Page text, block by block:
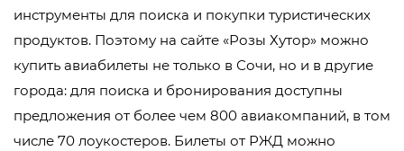
инструменты для поиска и покупки туристических
продуктов. Поэтому на сайте «Розы Хутор» можно
купить авиабилеты не только в Сочи, но и в другие
города: для поиска и бронирования доступны
предложения от более чем 800 авиакомпаний, в том
числе 70 лоукостеров. Билеты от РЖД можно